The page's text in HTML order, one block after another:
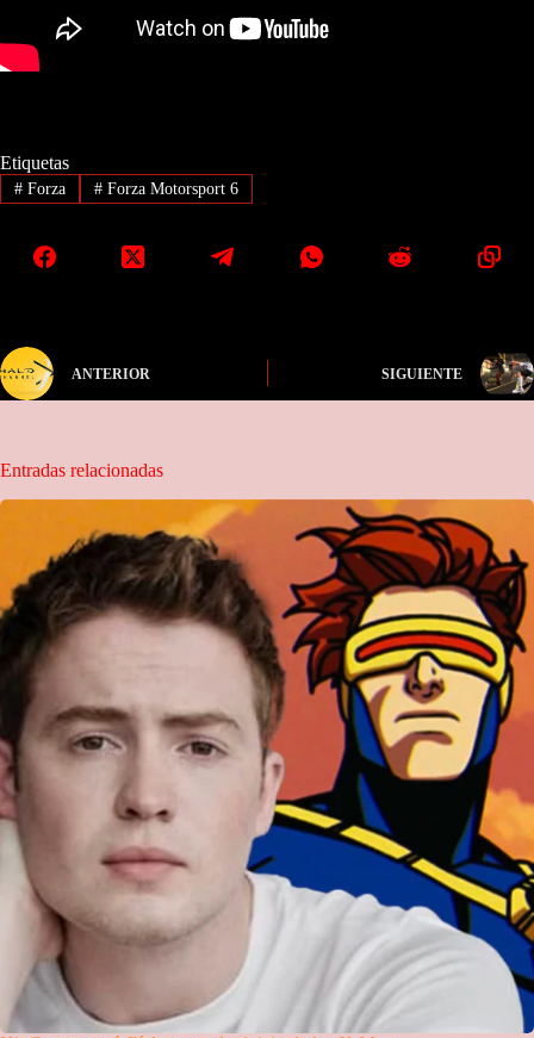
Etiquetas
#Forza #Forza Motorsport 6
ANTERIOR SIGUIENTE
Entradas relacionadas